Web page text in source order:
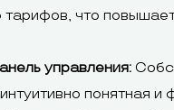
тарифов, что
управления:
понятная и